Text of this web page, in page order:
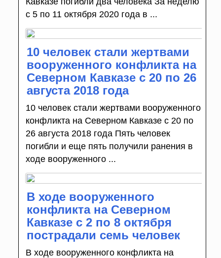
с 5 по 11 октября 2020 года в ...
10 человек стали жертвами
вооруженного конфликта на
Северном Кавказе с 20 по 26
августа 2018 года
10 человек стали жертвами вооруженного
конфликта на Северном Кавказе с 20 по
26 августа 2018 года Пять человек
погибли и еще пять получили ранения в
ходе вооруженного ...
В ходе вооруженного
конфликта на Северном
Кавказе с 2 по 8 октября
пострадали семь человек
В ходе вооруженного конфликта на